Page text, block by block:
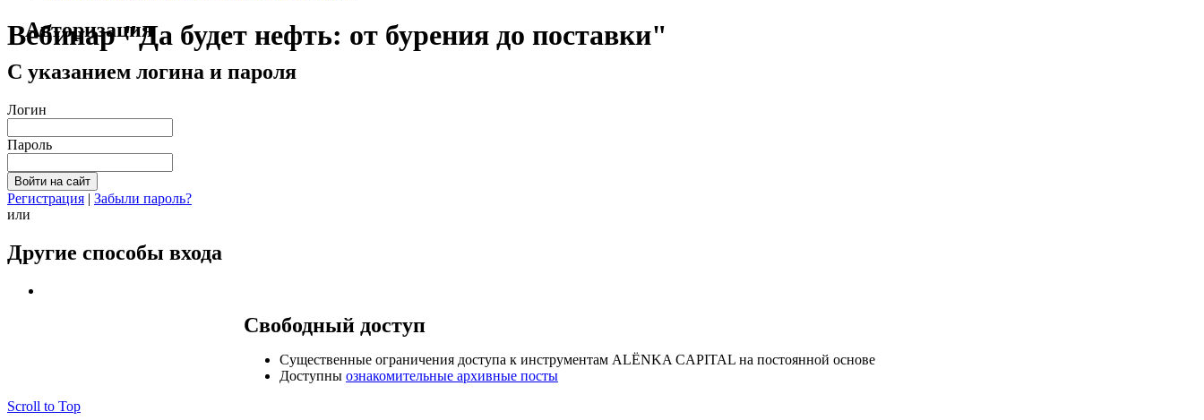
Вебинар "Да будет нефть: от бурения до поставки"
Авторизация
С указанием логина и пароля
Логин
Пароль
Регистрация | Забыли пароль?
или
Другие способы входа
Свободный доступ
Cущественные ограничения доступа к инструментам ALЁNKA CAPITAL на постоянной основе
Доступны ознакомительные архивные посты
Scroll to Top